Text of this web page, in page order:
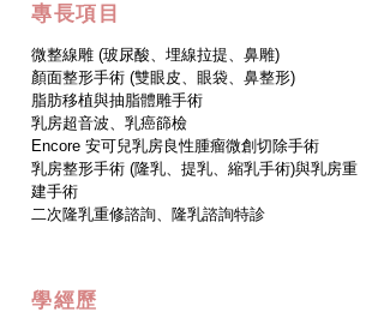
專長項目
微整線雕 (玻尿酸、埋線拉提、鼻雕)
顏面整形手術 (雙眼皮、眼袋、鼻整形)
脂肪移植與抽脂體雕手術
乳房超音波、乳癌篩檢
Encore 安可兒乳房良性腫瘤微創切除手術
乳房整形手術 (隆乳、提乳、縮乳手術)與乳房重
建手術
二次隆乳重修諮詢、​隆乳諮詢特診
學經歷